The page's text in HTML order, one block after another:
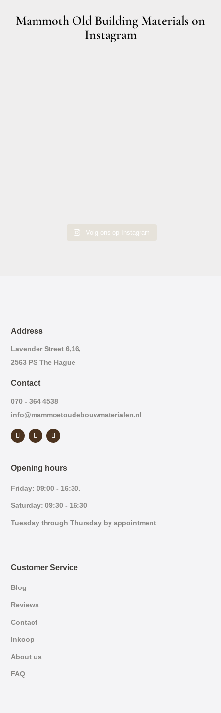
Mammoth Old Building Materials on
Instagram
Volg ons op Instagram
Address
Lavender Street 6,16,
2563 PS The Hague
Contact
070 - 364 4538
info@mammoetoudebouwmaterialen.nl
Opening hours
Friday: 09:00 - 16:30.
Saturday: 09:30 - 16:30
Tuesday through Thursday by appointment
Customer Service
Blog
Reviews
Contact
Inkoop
About us
FAQ